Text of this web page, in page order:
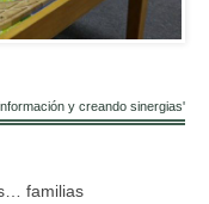
y creando sinergias'
familias